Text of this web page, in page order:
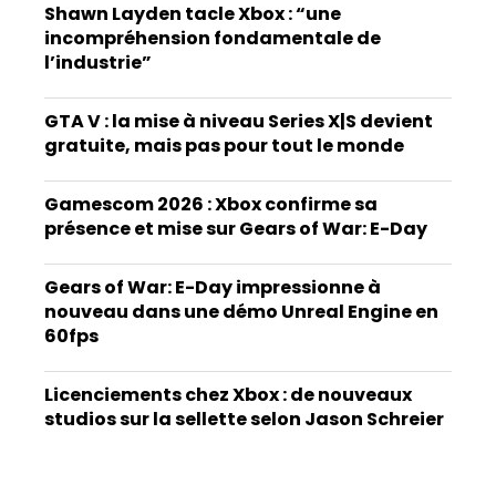
Shawn Layden tacle Xbox : “une
incompréhension fondamentale de
l’industrie”
GTA V : la mise à niveau Series X|S devient
gratuite, mais pas pour tout le monde
Gamescom 2026 : Xbox confirme sa
présence et mise sur Gears of War: E-Day
Gears of War: E-Day impressionne à
nouveau dans une démo Unreal Engine en
60fps
Licenciements chez Xbox : de nouveaux
studios sur la sellette selon Jason Schreier